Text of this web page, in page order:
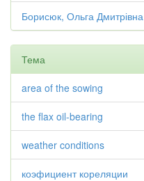
Борисюк, Ольга Дмитрівна
Тема
area of the sowing
the flax oil-bearing
weather conditions
коэфициент кореляции